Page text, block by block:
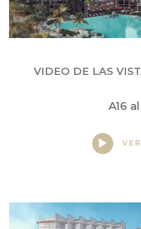
VIDEO DE LAS
A16